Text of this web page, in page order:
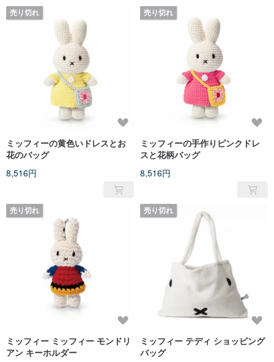
売り切れ
ミッフィーの黄色いドレスとお
花のバッグ
8,516円
売り切れ
ミッフィーの手作りピンクドレ
スと花柄バッグ
8,516円
売り切れ
ミッフィー ミッフィー モンドリ
アン キーホルダー
売り切れ
ミッフィー テディ ショッピング
バッグ